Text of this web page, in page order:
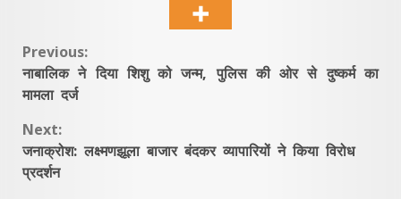
Continue
Reading
Previous:
नाबालिक ने दिया शिशु को जन्म, पुलिस की ओर से दुष्कर्म का
मामला दर्ज
Next:
जनाक्रोश: लक्ष्मणझूला बाजार बंदकर व्यापारियों ने किया विरोध
प्रदर्शन